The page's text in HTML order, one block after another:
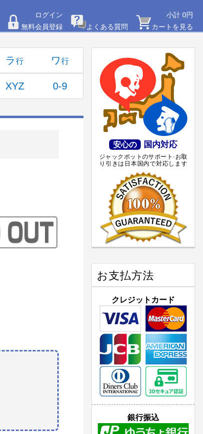
ログイン
無料会員登録
よくある質問
小計 0円
カートを見る
ラ ワ
XYZ 0-9
安心の 国内対応
ジャックポットのサポート·お取
り引きは日本国内で対応します
お支払方法
クレジットカード
銀行振込